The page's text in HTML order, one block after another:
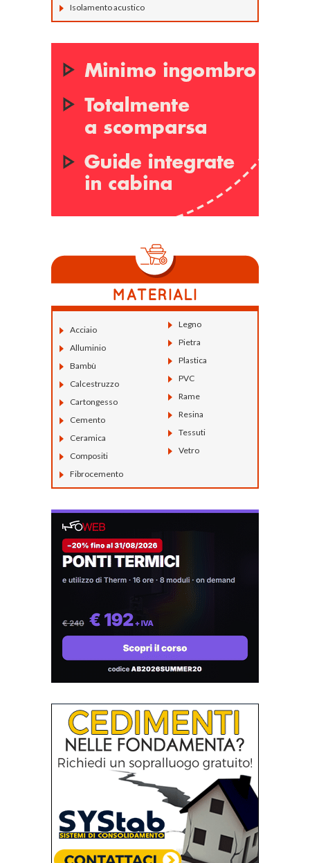
Isolamento acustico
Acciaio
Alluminio
Bambù
Calcestruzzo
Cartongesso
Cemento
Ceramica
Compositi
Fibrocemento
Legno
Pietra
Plastica
PVC
Rame
Resina
Tessuti
Vetro